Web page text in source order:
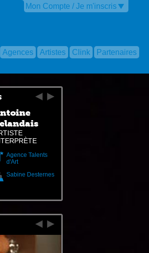
Mon Compte / Je m'inscris
Agences Artistes Clink Partenaires
Agence Talents
d'Art
Sabine Desternes